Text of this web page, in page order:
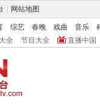
网站地图
综艺 春晚 戏曲 音乐
全 节目大全 直播中国